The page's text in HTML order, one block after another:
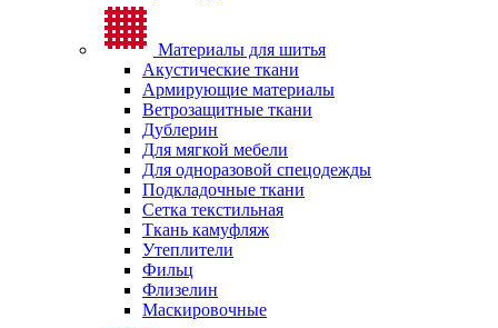
Материалы для шитья
Акустические ткани
Армирующие материалы
Ветрозащитные ткани
Дублерин
Для мягкой мебели
Для одноразовой спецодежды
Подкладочные ткани
Сетка текстильная
Ткань камуфляж
Утеплители
Фильц
Флизелин
Маскировочные